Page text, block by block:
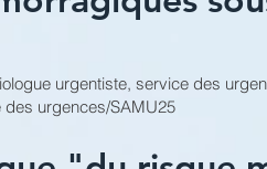
urgentiste, service des
urgences/SAMU25